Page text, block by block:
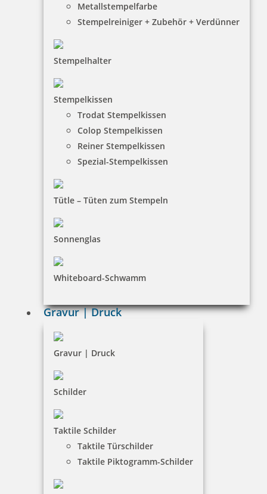
Metallstempelfarbe
Stempelreiniger + Zubehör + Verdünner
Stempelhalter
Stempelkissen
Trodat Stempelkissen
Colop Stempelkissen
Reiner Stempelkissen
Spezial-Stempelkissen
Tütle – Tüten zum Stempeln
Sonnenglas
Whiteboard-Schwamm
Gravur | Druck
Gravur | Druck
Schilder
Taktile Schilder
Taktile Türschilder
Taktile Piktogramm-Schilder
HINWEISE
Versandinformationen
Zahlungsbedingungen
Bestellhinweise
INFORMATIONEN
Impressum
Widerruf
Barrierefreiheit
Vertrag widerrufen
Mein Konto